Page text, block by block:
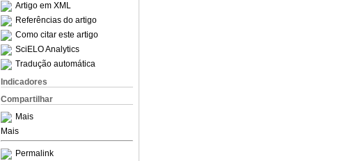
Artigo em XML
Referências do artigo
Como citar este artigo
SciELO Analytics
Tradução automática
Indicadores
Compartilhar
Mais
Mais
Permalink